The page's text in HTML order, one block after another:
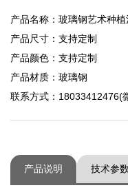
产品名称：玻璃钢艺术种
产品尺寸：支持定制
产品颜色：支持定制
产品材质：玻璃钢
联系方式：18033412476(
产品说明 技术参数